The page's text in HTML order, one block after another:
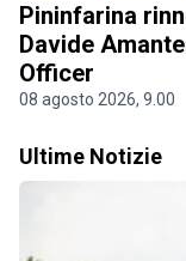
Pininfarina
Davide
Officer
08 agosto 2026, 9.00
Ultime Notizie